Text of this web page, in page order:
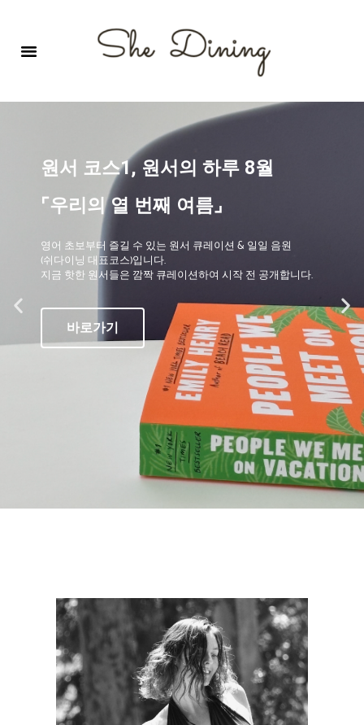
원서 코스1, 원서의 하루 8월
⌜우리의 열 번째 여름⌟
영어 초보부터 즐길 수 있는 원서 큐레이션 & 일일 음원
(쉬다이닝 대표코스)입니다.
지금 핫한 원서들은 깜짝 큐레이션하여 시작 전 공개합니다.
바로가기